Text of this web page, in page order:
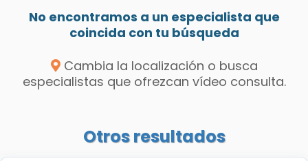
No encontramos a un especialista que
coincida con tu búsqueda
Cambia la localización o busca
especialistas que ofrezcan vídeo consulta.
Otros resultados